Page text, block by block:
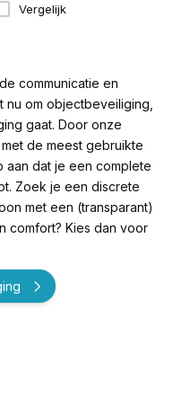
Vergelijk
communicatie en
om objectbeveiliging,
gaat. Door onze
de meest gebruikte
aan dat je een complete
Zoek je een discrete
met een (transparant)
comfort? Kies dan voor